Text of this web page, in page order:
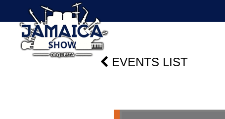
EVENTS LIST